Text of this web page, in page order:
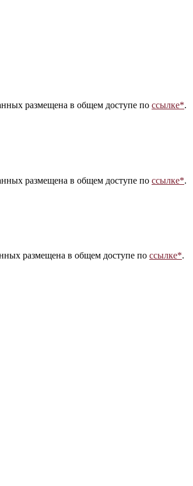
размещена в общем доступе по ссылке*.
размещена в общем доступе по ссылке*.
размещена в общем доступе по ссылке*.